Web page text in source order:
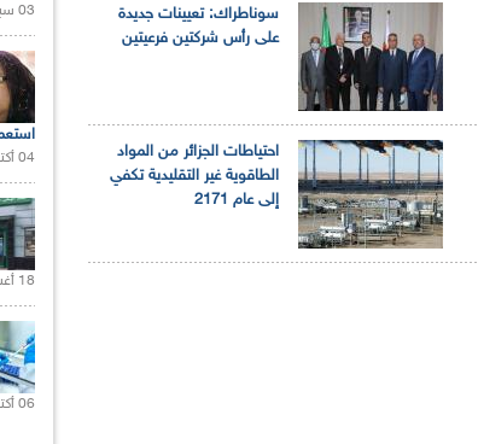
سوناطراك: تعيينات جديدة
على رأس شركتين فرعيتين
احتياطات الجزائر من المواد
الطاقوية غير التقليدية تكفي
إلى عام 2171
03 سبتمبر 2020 |
04 أكتوبر 2020 |
18 أغسطس 2020 |
06 أكتوبر 2021 |